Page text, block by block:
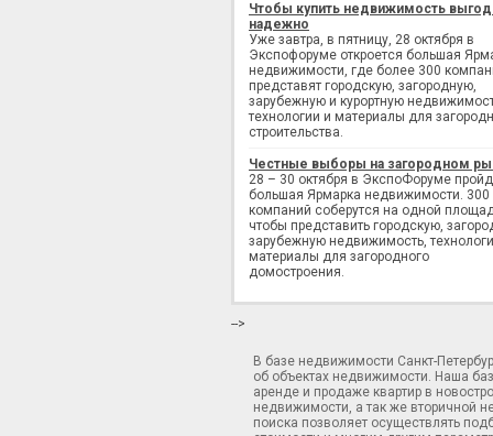
Чтобы купить недвижимость
надежно
Уже завтра, в пятницу, 28 октября в
Экспофоруме откроется большая
недвижимости, где более 300
представят городскую, загородную,
зарубежную и курортную
технологии и материалы для
строительства.
Честные выборы на загородном
28 – 30 октября в ЭкспоФоруме
большая Ярмарка недвижимости. 300
компаний соберутся на одной
чтобы представить городскую,
зарубежную недвижимость,
материалы для загородного
домостроения.
-->
В базе недвижимости Санкт-
об объектах недвижимости. Наша
аренде и продаже квартир в
недвижимости, а так же вторичной
поиска позволяет осуществлять